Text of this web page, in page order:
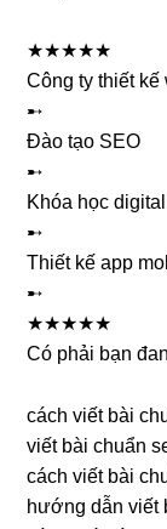
★★★★★
Công ty thiết
➸
Đào tạo SEO
➸
Khóa học
➸
Thiết kế app
➸
★★★★★
Có phải bạn
cách viết bài
viết bài chuẩn
cách viết bài
hướng dẫn viết